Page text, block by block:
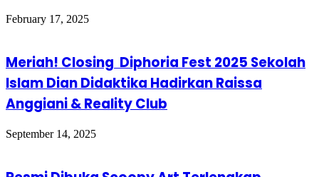
February 17, 2025
Meriah! Closing Diphoria Fest 2025 Sekolah
Islam Dian Didaktika Hadirkan Raissa
Anggiani & Reality Club
September 14, 2025